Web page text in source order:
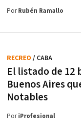
PorRubén Ramallo
El listado de 12
Buenos Aires
Notables
RECREO / CABA
PoriProfesional